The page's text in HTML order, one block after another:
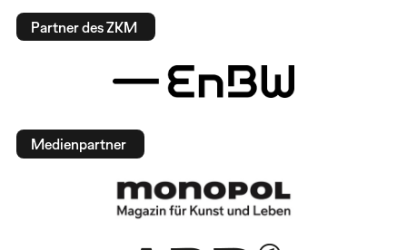
Partner des ZKM
Medienpartner